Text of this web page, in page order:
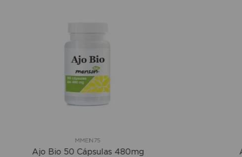
MMEN75
Ajo Bio 50 Cápsulas 480mg